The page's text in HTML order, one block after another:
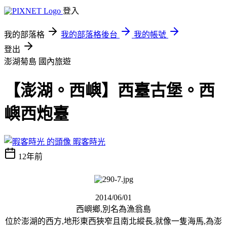
登入
我的部落格 我的部落格後台
我的帳號
登出
澎湖菊島 國內旅遊
【澎湖。西嶼】西臺古堡。西
嶼西炮臺
暇客時光
12年前
2014/06/01
西嶼鄉,別名為漁翁島
位於澎湖的西方,地形東西狹窄且南北縱長,就像一隻海馬,為澎